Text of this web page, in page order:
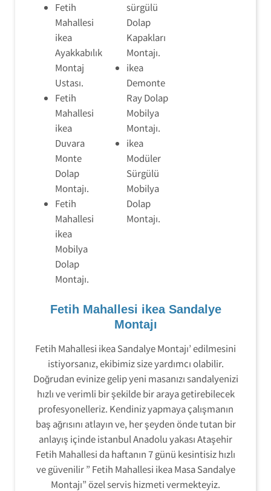
Fetih
Mahallesi
ikea
Ayakkabılık
Montaj
Ustası.
Fetih
Mahallesi
ikea
Duvara
Monte
Dolap
Montajı.
Fetih
Mahallesi
ikea
Mobilya
Dolap
Montajı.
sürgülü
Dolap
Kapakları
Montajı.
ikea
Demonte
Ray Dolap
Mobilya
Montajı.
ikea
Modüler
Sürgülü
Mobilya
Dolap
Montajı.
Fetih Mahallesi ikea Sandalye
Montajı
Fetih Mahallesi ikea Sandalye Montajı’ edilmesini
istiyorsanız, ekibimiz size yardımcı olabilir.
Doğrudan evinize gelip yeni masanızı sandalyenizi
hızlı ve verimli bir şekilde bir araya getirebilecek
profesyonelleriz. Kendiniz yapmaya çalışmanın
baş ağrısını atlayın ve, her şeyden önde tutan bir
anlayış içinde istanbul Anadolu yakası Ataşehir
Fetih Mahallesi da haftanın 7 günü kesintisiz hızlı
ve güvenilir ” Fetih Mahallesi ikea Masa Sandalye
Montajı” özel servis hizmeti vermekteyiz.